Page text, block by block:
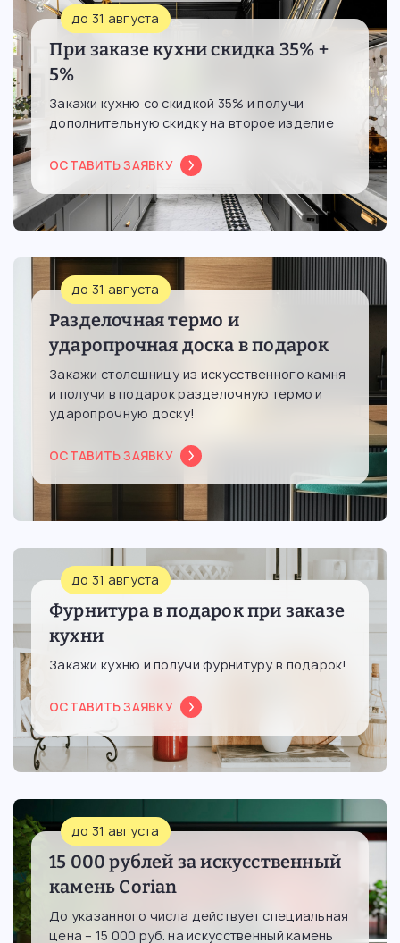
до 31 августа
При заказе кухни скидка 35% +
5%
Закажи кухню со скидкой 35% и получи
дополнительную скидку на второе изделие
ОСТАВИТЬ ЗАЯВКУ
до 31 августа
Разделочная термо и
ударопрочная доска в подарок
Закажи столешницу из искусственного камня
и получи в подарок разделочную термо и
ударопрочную доску!
ОСТАВИТЬ ЗАЯВКУ
до 31 августа
Фурнитура в подарок при заказе
кухни
Закажи кухню и получи фурнитуру в подарок!
ОСТАВИТЬ ЗАЯВКУ
до 31 августа
15 000 рублей за искусственный
камень Corian
До указанного числа действует специальная
цена – 15 000 руб. на искусственный камень